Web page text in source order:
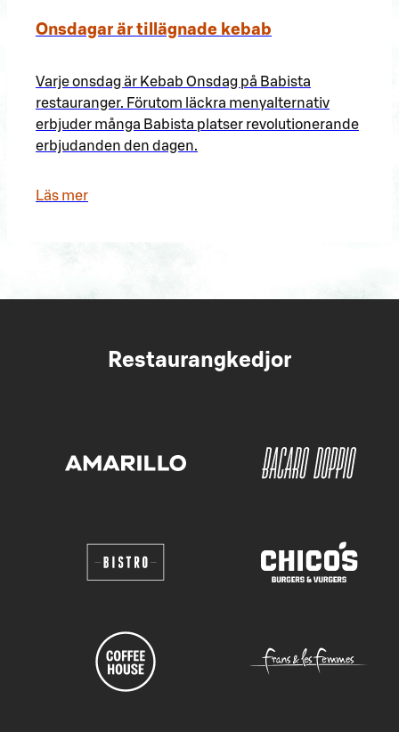
Onsdagar är tillägnade kebab
Varje onsdag är Kebab Onsdag på Babista
restauranger. Förutom läckra menyalternativ
erbjuder många Babista platser revolutionerande
erbjudanden den dagen.
Läs mer
Restaurangkedjor